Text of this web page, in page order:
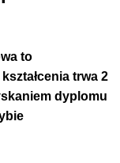
to
trwa 2
dyplomu